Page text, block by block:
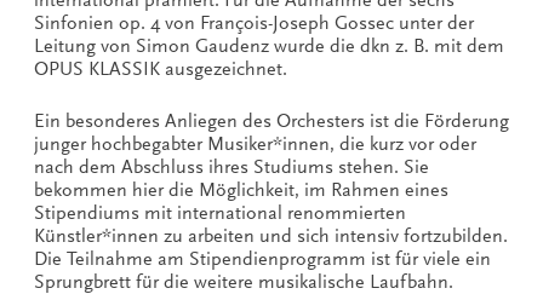
Sinfonien op. 4 von François-Joseph Gossec unter der
Leitung von Simon Gaudenz wurde die dkn z. B. mit dem
OPUS KLASSIK ausgezeichnet.
Ein besonderes Anliegen des Orchesters ist die Förderung
junger hochbegabter Musiker*innen, die kurz vor oder
nach dem Abschluss ihres Studiums stehen. Sie
bekommen hier die Möglichkeit, im Rahmen eines
Stipendiums mit international renommierten
Künstler*innen zu arbeiten und sich intensiv fortzubilden.
Die Teilnahme am Stipendienprogramm ist für viele ein
Sprungbrett für die weitere musikalische Laufbahn.